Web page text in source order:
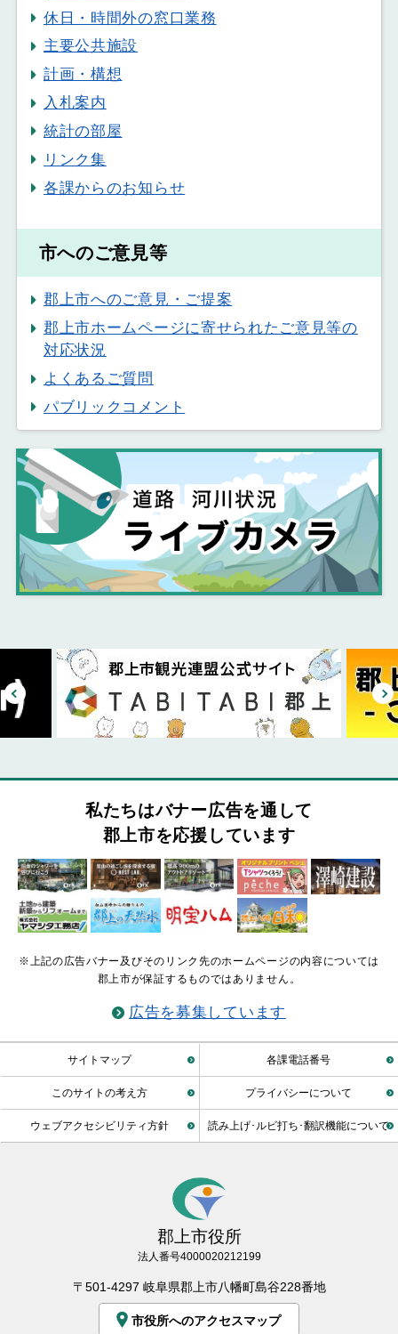
休日・時間外の窓口業務
主要公共施設
計画・構想
入札案内
統計の部屋
リンク集
各課からのお知らせ
市へのご意見等
郡上市へのご意見・ご提案
郡上市ホームページに寄せられたご意見等の
対応状況
よくあるご質問
パブリックコメント
私たちはバナー広告を通して
郡上市を応援しています
※上記の広告バナー及びそのリンク先のホームページの内容については
郡上市が保証するものではありません。
広告を募集しています
サイトマップ 各課電話番号
このサイトの考え方 プライバシーについて
ウェブアクセシビリティ方針 読み上げ･ルビ打ち･翻訳機能について
郡上市役所
法人番号4000020212199
〒501-4297 岐阜県郡上市八幡町島谷228番地
市役所へのアクセスマップ